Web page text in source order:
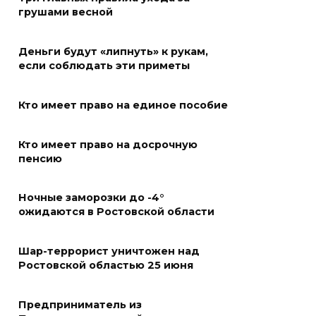
В Железнодорожном районе
отключат воду из-за
капремонта сетей
07 августа 2026 20:32
осквернивших стелу
07 августа 2026 20:12
Ростовской области призвала
водителей быть осторожными
грушами весной
Деньги будут «липнуть» к рукам,
если соблюдать эти приметы
Кто имеет право на единое пособие
Кто имеет право на досрочную
пенсию
Ночные заморозки до -4°
ожидаются в Ростовской области
Шар-террорист уничтожен над
Ростовской областью 25 июня
Предприниматель из